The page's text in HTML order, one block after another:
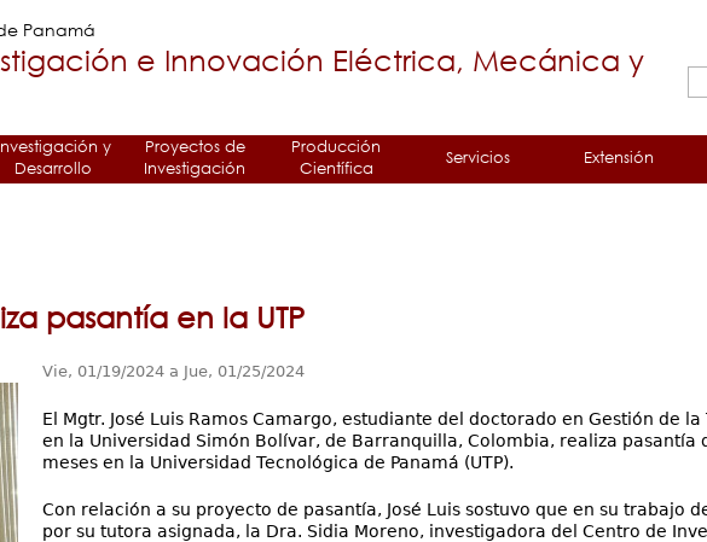
Panamá
e Innovación Eléctrica, Mecánica y
y
Desarrollo
Proyectos de
Investigación
Producción
Científica
Servicios Extensión
pasantía en la UTP
Vie, 01/19/2024a Jue, 01/25/2024
El Mgtr. José Luis Ramos Camargo, estudiante del doctorado en Gestión de
en la Universidad Simón Bolívar, de Barranquilla, Colombia, realiza pasantía
meses en la Universidad Tecnológica de Panamá (UTP).
Con relación a su proyecto de pasantía, José Luis sostuvo que en su trabajo
por su tutora asignada, la Dra. Sidia Moreno, investigadora del Centro de